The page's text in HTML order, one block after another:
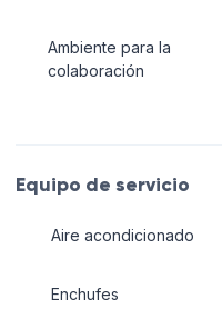
Ambiente para la
colaboración
Equipo de servicio
Aire acondicionado
Enchufes